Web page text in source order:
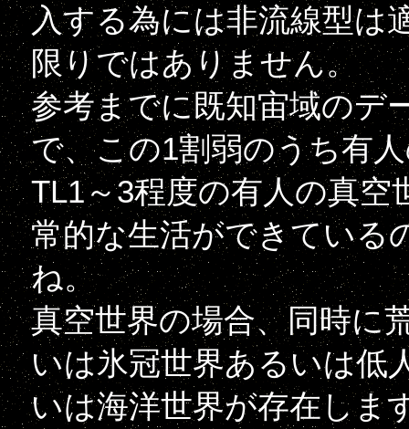
入する為には非流線型は
限りではありません。
参考までに既知宙域のデ
で、この1割弱のうち有
TL1～3程度の有人の真
常的な生活ができている
ね。
真空世界の場合、同時に
いは氷冠世界あるいは低
いは海洋世界が存在しま